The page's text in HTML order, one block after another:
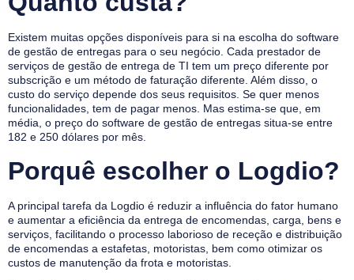
Existem muitas opções disponíveis para si na escolha do software
de gestão de entregas para o seu negócio. Cada prestador de
serviços de gestão de entrega de TI tem um preço diferente por
subscrição e um método de faturação diferente. Além disso, o
custo do serviço depende dos seus requisitos. Se quer menos
funcionalidades, tem de pagar menos. Mas estima-se que, em
média, o preço do software de gestão de entregas situa-se entre
182 e 250 dólares por mês.
Porquê escolher o Logdio?
A principal tarefa da Logdio é reduzir a influência do fator humano
e aumentar a eficiência da entrega de encomendas, carga, bens e
serviços, facilitando o processo laborioso de receção e distribuição
de encomendas a estafetas, motoristas, bem como otimizar os
custos de manutenção da frota e motoristas.